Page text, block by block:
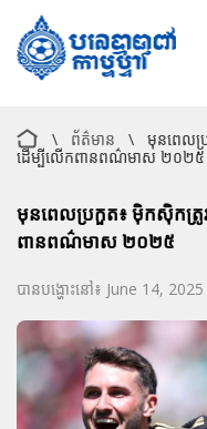
\ ព័ត៌មាន \
មុនពេល
ដើម្បីលើកពានពណ៌មាស ២០២៥
មុនពេលប្រកួត៖ ម៉ិកស៊ិកត្
ពានពណ៌មាស ២០២៥
បានបង្ហោះនៅ៖ June 14, 2025